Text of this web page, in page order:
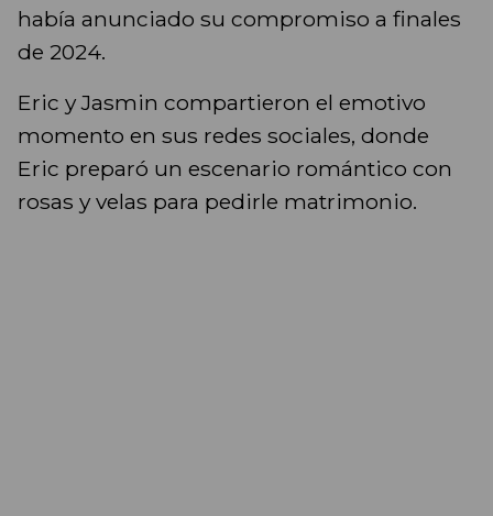
había anunciado su compromiso a finales
de 2024.
Eric y Jasmin compartieron el emotivo
momento en sus redes sociales, donde
Eric preparó un escenario romántico con
rosas y velas para pedirle matrimonio.